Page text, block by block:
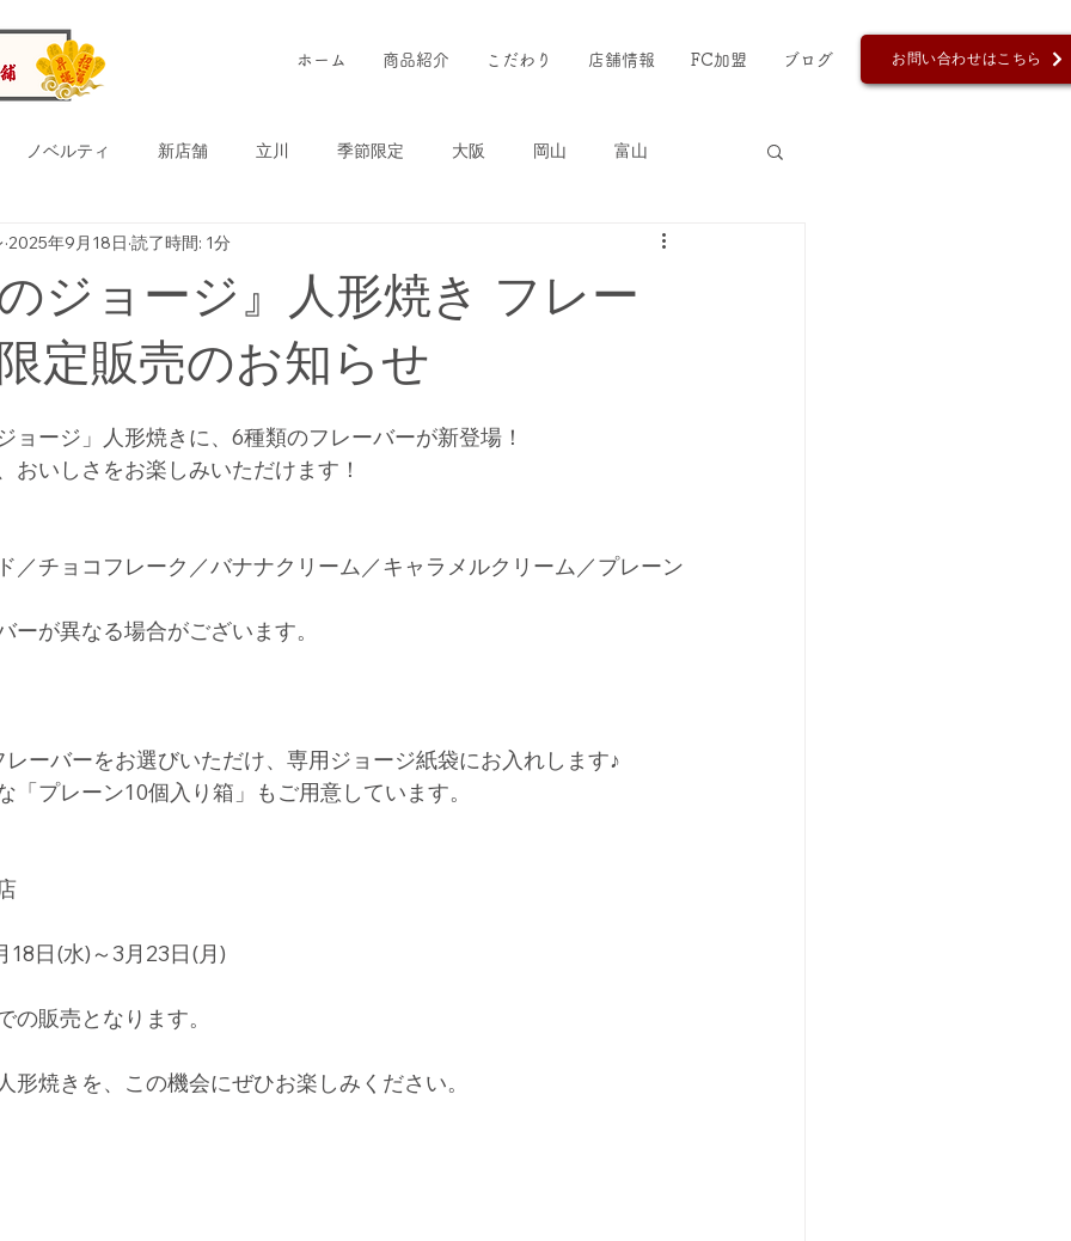
ホーム 商品紹介 こだわり 店舗情報 FC加盟 ブログ お問い合わせはこちら
ノベルティ 新店舗 立川 季節限定 大阪 岡山 富山
冷たいたい焼き チョコ 広島風お好み鯛焼き
カレー 倉敷 おさるのジョージ
芋あん チョコ
のジョージ』人形焼き フレー
定販売のお知らせ
2025年9月18日 読了時間: 1分
ョージ」人形焼きに、6種類のフレーバーが新登場！
おいしさをお楽しみいただけます！
／チョコフレーク／バナナクリーム／キャラメルクリーム／プレーン
が異なる場合がございます。
レーバーをお選びいただけ、専用ジョージ紙袋にお入れします♪
「プレーン10個入り箱」もご用意しています。
18日(水)～3月23日(月)
の販売となります。
形焼きを、この機会にぜひお楽しみください。